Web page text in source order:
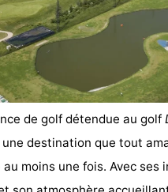
de golf détendue au golf
destination que tout
moins une fois. Avec ses